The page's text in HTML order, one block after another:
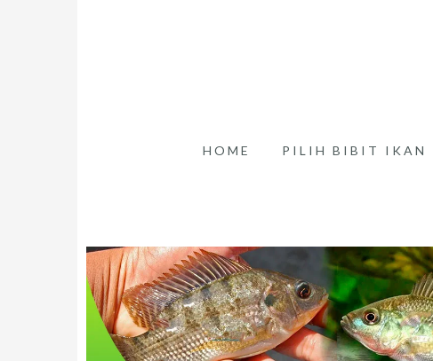
HOME PILIH BIBIT IKAN